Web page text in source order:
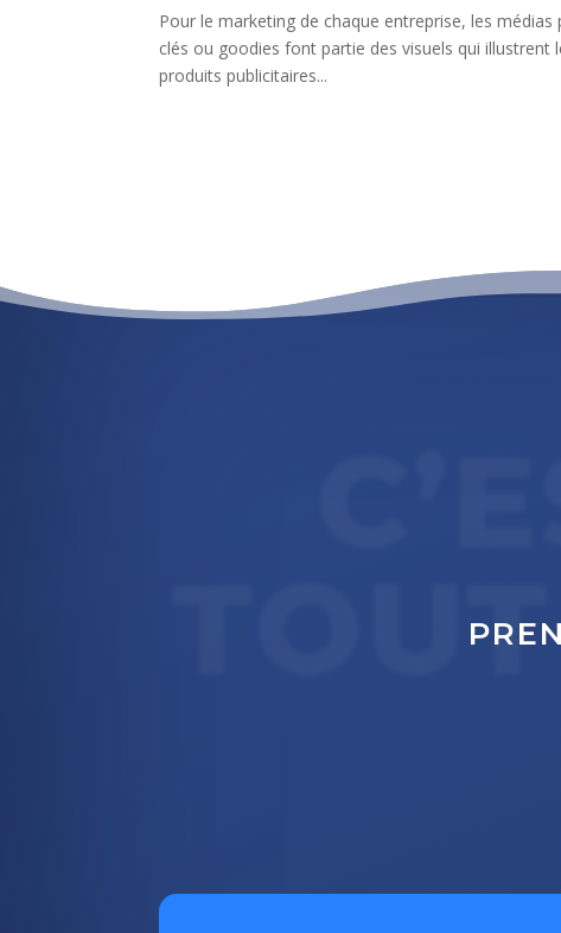
Pour le marketing de chaque entreprise, les
clés ou goodies font partie des visuels qui illustrent
produits publicitaires...